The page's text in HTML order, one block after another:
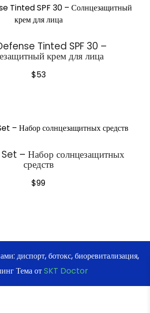
Tinted SPF 30 –
крем для лица
$53
– Набор солнцезащитных
средств
$99
диспорт, ботокс, биоревитализация,
Тема отSKT Doctor